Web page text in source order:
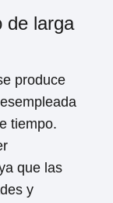
de larga
produce
tiempo.
que las
y